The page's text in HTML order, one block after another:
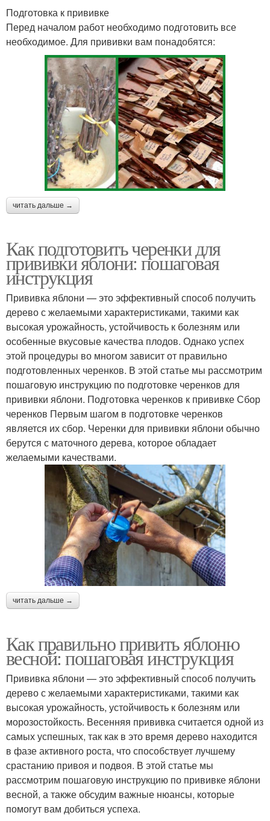
Подготовка к прививке
Перед началом работ необходимо подготовить все
необходимое. Для прививки вам понадобятся:
читать дальше →
Как подготовить черенки для
прививки яблони: пошаговая
инструкция
Прививка яблони — это эффективный способ получить
дерево с желаемыми характеристиками, такими как
высокая урожайность, устойчивость к болезням или
особенные вкусовые качества плодов. Однако успех
этой процедуры во многом зависит от правильно
подготовленных черенков. В этой статье мы рассмотрим
пошаговую инструкцию по подготовке черенков для
прививки яблони. Подготовка черенков к прививке Сбор
черенков Первым шагом в подготовке черенков
является их сбор. Черенки для прививки яблони обычно
берутся с маточного дерева, которое обладает
желаемыми качествами.
читать дальше →
Как правильно привить яблоню
весной: пошаговая инструкция
Прививка яблони — это эффективный способ получить
дерево с желаемыми характеристиками, такими как
высокая урожайность, устойчивость к болезням или
морозостойкость. Весенняя прививка считается одной из
самых успешных, так как в это время дерево находится
в фазе активного роста, что способствует лучшему
срастанию привоя и подвоя. В этой статье мы
рассмотрим пошаговую инструкцию по прививке яблони
весной, а также обсудим важные нюансы, которые
помогут вам добиться успеха.